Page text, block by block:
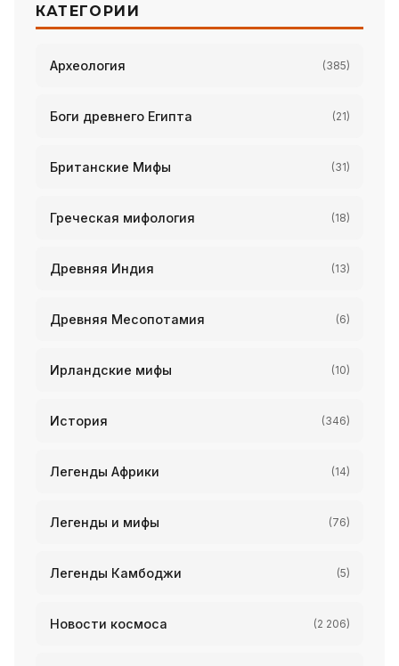
КАТЕГОРИИ
Археология (385)
Боги древнего Египта (21)
Британские Мифы (31)
Греческая мифология (18)
Древняя Индия (13)
Древняя Месопотамия (6)
Ирландские мифы (10)
История (346)
Легенды Африки (14)
Легенды и мифы (76)
Легенды Камбоджи (5)
Новости космоса (2 206)